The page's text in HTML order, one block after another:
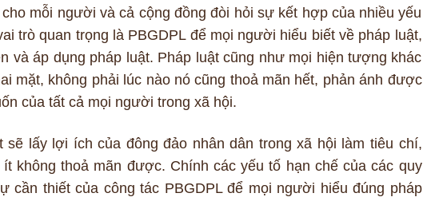
mỗi người và cả cộng đồng đòi hỏi sự kết hợp của nhiều yếu
trò quan trọng là PBGDPL để mọi người hiểu biết về pháp luật,
và áp dụng pháp luật. Pháp luật cũng như mọi hiện tượng khác
mặt, không phải lúc nào nó cũng thoả mãn hết, phản ánh được
của tất cả mọi người trong xã hội.
sẽ lấy lợi ích của đông đảo nhân dân trong xã hội làm tiêu chí,
không thoả mãn được. Chính các yếu tố hạn chế của các quy
cần thiết của công tác PBGDPL để mọi người hiểu đúng pháp